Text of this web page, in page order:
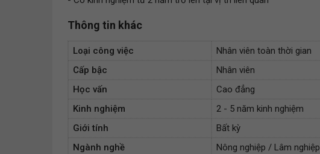
Thông tin khác
Loại công việc
Nhân viên toàn thời gian
Cấp bậc
Nhân viên
Học vấn
Cao đẳng
Kinh nghiệm
2 - 5 năm kinh nghiệm
Giới tính
Bất kỳ
Ngành nghề
Nông nghiệp / Lâm nghiệp